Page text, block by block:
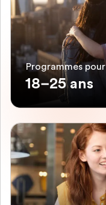
Programmes pour
18–25 ans